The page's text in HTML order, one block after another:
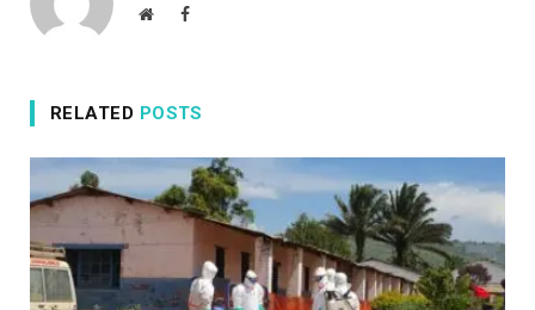
WebsiteFacebook
RELATED POSTS